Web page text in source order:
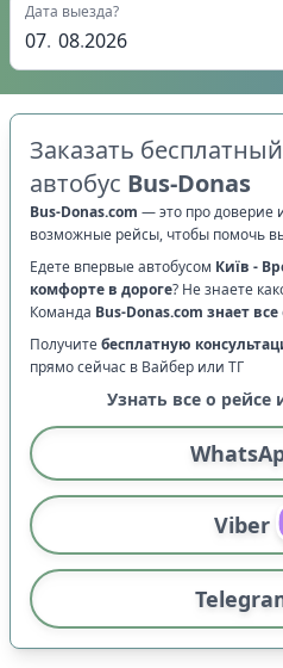
Дата выезда?
07. 08.2026
Заказать
автобус Bus-Donas
Bus-Donas.com —это про доверие
возможные рейсы, чтобы помочь
Едете впервые автобусом Київ -
комфорте в дороге? Не знаете
Команда Bus-Donas.com знает все
Получитебесплатную
прямо сейчас в Вайбер или ТГ
Узнать все о рейсе
Viber